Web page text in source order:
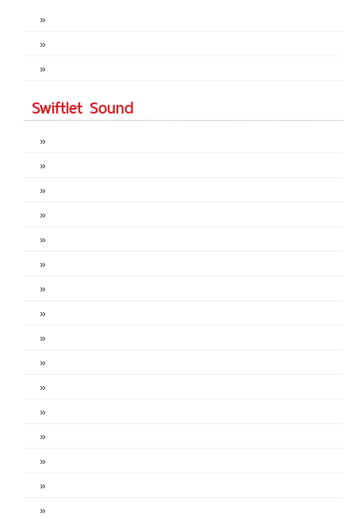
»
»
»
Swiftlet Sound
»
»
»
»
»
»
»
»
»
»
»
»
»
»
»
»